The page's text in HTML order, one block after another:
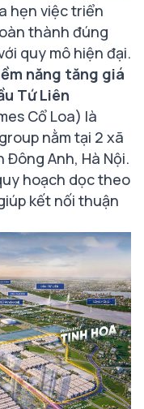
hẹn việc triển
thành đúng
quy mô hiện đại.
năng tăng giá
Tứ Liên
Cổ Loa) là
nằm tại 2 xã
Đông Anh, Hà Nội.
hoạch dọc theo
kết nối thuận